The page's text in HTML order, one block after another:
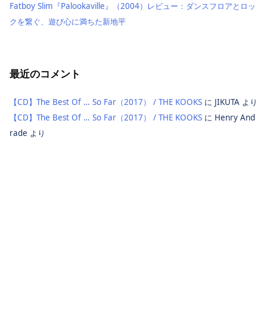
Fatboy Slim『Palookaville』（2004）レビュー：ダンスフロアとロッ
クを繋ぐ、遊び心に満ちた新地平
最近のコメント
【CD】The Best Of … So Far（2017） / THE KOOKS に JIKUTA より
【CD】The Best Of … So Far（2017） / THE KOOKS に Henry And
rade より